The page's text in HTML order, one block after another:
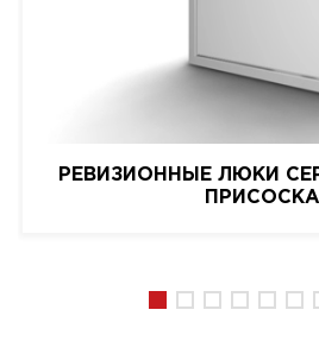
РЕВИЗИОННЫЕ ЛЮКИ